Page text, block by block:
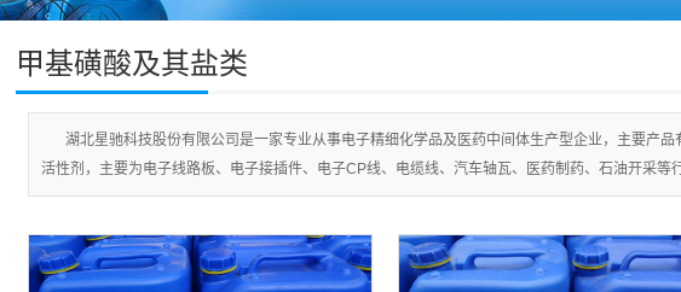
甲基磺酸及其盐类
湖北星驰科技股份有限公司是一家专业从事电子精细化学品及医药中间体生产型企业，主要产
活性剂，主要为电子线路板、电子接插件、电子CP线、电缆线、汽车轴瓦、医药制药、石油开采等